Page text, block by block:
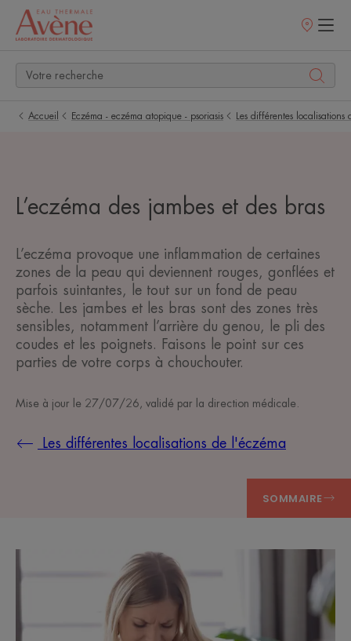
Points
Accueil Eczéma - eczéma atopique - psoriasis Les différentes localisations
L’eczéma des jambes et des bras
L’eczéma provoque une inflammation de certaines
zones de la peau qui deviennent rouges, gonflées et
parfois suintantes, le tout sur un fond de peau
sèche. Les jambes et les bras sont des zones très
sensibles, notamment l’arrière du genou, le pli des
coudes et les poignets. Faisons le point sur ces
parties de votre corps à chouchouter.
Mise à jour le 27/07/26 , validé par la direction médicale
Les différentes localisations de l'éczéma
SOMMAIRE